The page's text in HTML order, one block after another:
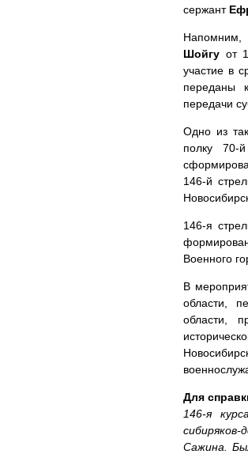
сержант
Напомним,
Шойгу от
участие в
переданы
передачи
Одно из
полку 70-
146-й
146-я
Военного
В
области,
области,
Для
146-я
Сажина.